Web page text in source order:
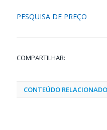
PESQUISA DE PREÇO
COMPARTILHAR:
CONTEÚDO RELACIONADO